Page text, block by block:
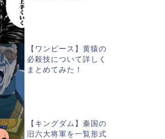
【ワンピース】黄猿の
必殺技について詳しく
まとめてみた！
【キングダム】秦国の
旧六大将軍を一覧形式